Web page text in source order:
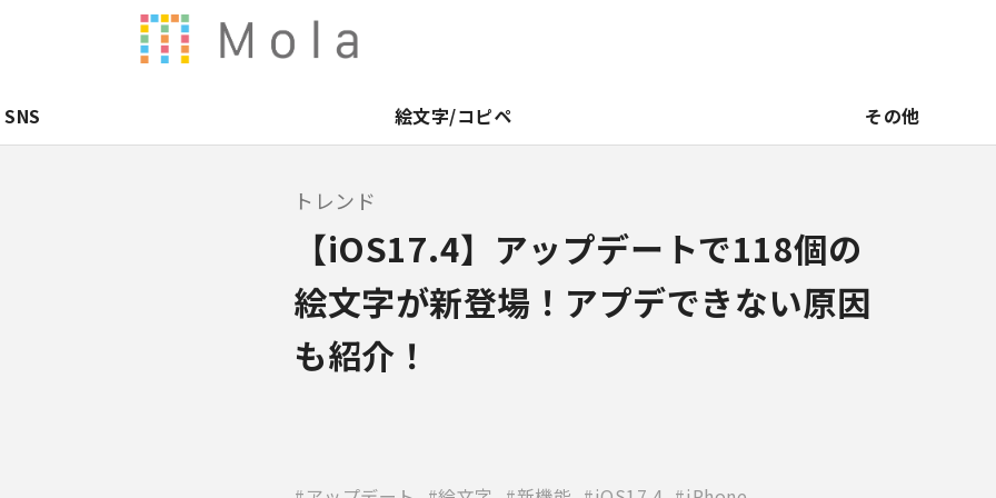
SNS 絵文字/コピペ その他
トレンド
【iOS17.4】アップデートで118個の
絵文字が新登場！アプデできない原因
も紹介！